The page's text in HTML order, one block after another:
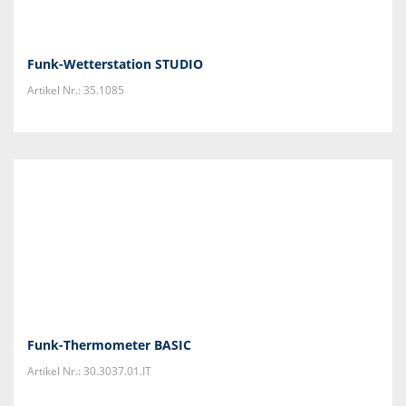
Funk-Wetterstation STUDIO
Artikel Nr.: 35.1085
Funk-Thermometer BASIC
Artikel Nr.: 30.3037.01.IT